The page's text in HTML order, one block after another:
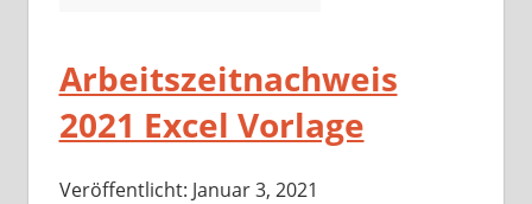
Arbeitszeitnachweis
2021 Excel Vorlage
Veröffentlicht: Januar 3, 2021